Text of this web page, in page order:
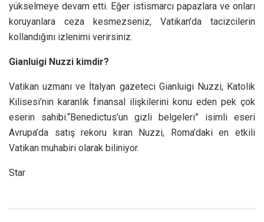
yükselmeye devam etti. Eğer istismarcı papazlara ve onları
koruyanlara ceza kesmezseniz, Vatikan’da tacizcilerin
kollandığını izlenimi verirsiniz.
Gianluigi Nuzzi kimdir?
Vatikan uzmanı ve İtalyan gazeteci Gianluigi Nuzzi, Katolik
Kilisesi’nin karanlık finansal ilişkilerini konu eden pek çok
eserin sahibi.“Benedictus’un gizli belgeleri” isimli eseri
Avrupa’da satış rekoru kıran Nuzzi, Roma’daki en etkili
Vatikan muhabiri olarak biliniyor.
Star